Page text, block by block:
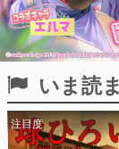
ピッ
電ファミのいま
いま読
注目度